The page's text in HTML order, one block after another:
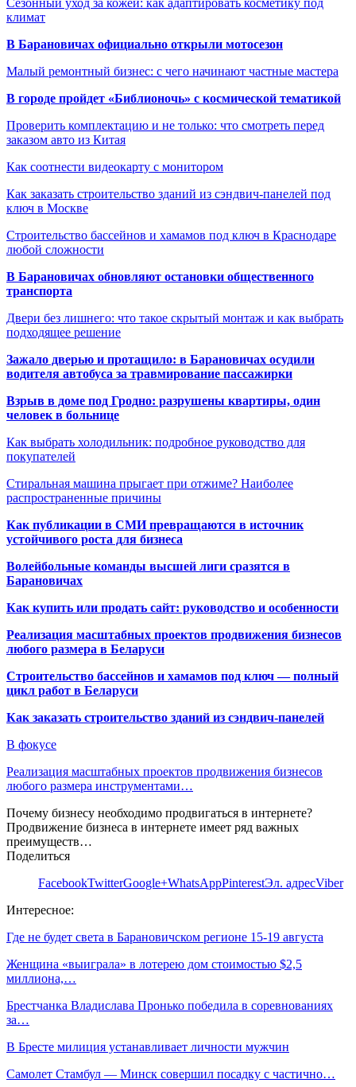
климат
В Барановичах официально открыли мотосезон
Малый ремонтный бизнес: с чего начинают частные мастера
В городе пройдет «Библионочь» с космической тематикой
Проверить комплектацию и не только: что смотреть перед
заказом авто из Китая
Как соотнести видеокарту с монитором
Как заказать строительство зданий из сэндвич-панелей под
ключ в Москве
Строительство бассейнов и хамамов под ключ в Краснодаре
любой сложности
В Барановичах обновляют остановки общественного
транспорта
Двери без лишнего: что такое скрытый монтаж и как выбрать
подходящее решение
Зажало дверью и протащило: в Барановичах осудили
водителя автобуса за травмирование пассажирки
Взрыв в доме под Гродно: разрушены квартиры, один
человек в больнице
Как выбрать холодильник: подробное руководство для
покупателей
Стиральная машина прыгает при отжиме? Наиболее
распространенные причины
Как публикации в СМИ превращаются в источник
устойчивого роста для бизнеса
Волейбольные команды высшей лиги сразятся в
Барановичах
Как купить или продать сайт: руководство и особенности
Реализация масштабных проектов продвижения бизнесов
любого размера в Беларуси
Строительство бассейнов и хамамов под ключ — полный
цикл работ в Беларуси
Как заказать строительство зданий из сэндвич-панелей
В фокусе
Реализация масштабных проектов продвижения бизнесов
любого размера инструментами…
Почему бизнесу необходимо продвигаться в интернете?
Продвижение бизнеса в интернете имеет ряд важных
преимуществ…
Поделиться
FacebookTwitterGoogle+WhatsAppPinterestЭл. адресViber
Интересное:
Где не будет света в Барановичском регионе 15-19 августа
Женщина «выиграла» в лотерею дом стоимостью $2,5
миллиона,…
Брестчанка Владислава Пронько победила в соревнованиях
за…
В Бресте милиция устанавливает личности мужчин
Самолет Стамбул — Минск совершил посадку с частично…